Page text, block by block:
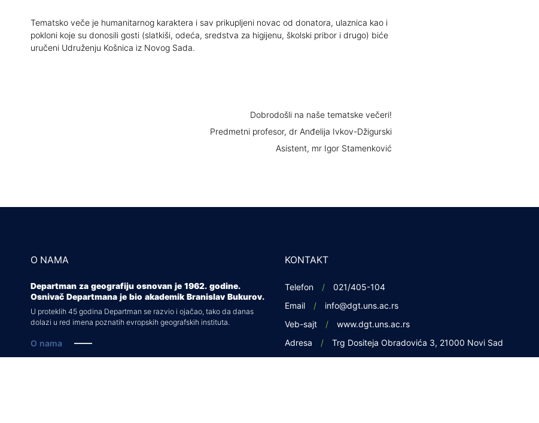
Tematsko veče je humanitarnog karaktera i sav prikupljeni novac od donatora, ulaznica kao i
pokloni koje su donosili gosti (slatkiši, odeća, sredstva za higijenu, školski pribor i drugo) biće
uručeni Udruženju Košnica iz Novog Sada.
Dobrodošli na naše tematske večeri!
Predmetni profesor, dr Anđelija Ivkov-Džigurski
Asistent, mr Igor Stamenković
O NAMA
Departman za geografiju osnovan je 1962. godine.
Osnivač Departmana je bio akademik Branislav Bukurov.
U proteklih 45 godina Departman se razvio i ojačao, tako da danas
dolazi u red imena poznatih evropskih geografskih instituta.
O nama
KONTAKT
Telefon
021/405-104
Email
info@dgt.uns.ac.rs
Veb-sajt
www.dgt.uns.ac.rs
Adresa
Trg Dositeja Obradovića 3, 21000 Novi Sad